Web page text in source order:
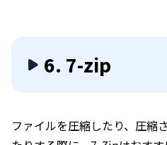
6. 7-zip
ファイルを圧縮したり、圧縮